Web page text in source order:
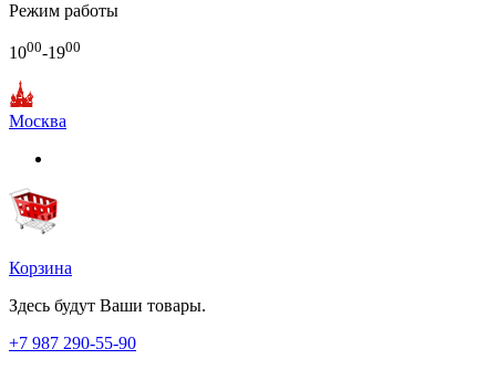
Режим работы
1000-1900
Москва
Корзина
Здесь будут Ваши товары.
+7 987 290-55-90